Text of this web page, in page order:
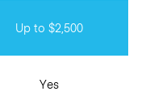
Up to $2,500
Yes